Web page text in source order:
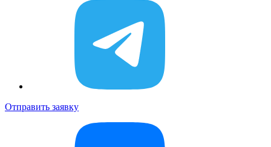
Отправить заявку